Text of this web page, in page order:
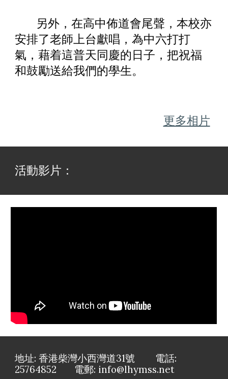
另外，在高中佈道會尾聲，本校亦
安排了老師上台獻唱，為中六打打
氣，藉着這普天同慶的日子，把祝福
和鼓勵送給我們的學生。
更多相片
活動影片：
地址: 香港柴灣小西灣道31號 電話:
25764852 電郵: info@lhymss.net